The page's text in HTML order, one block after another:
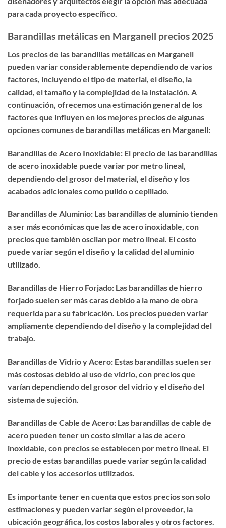
para cada proyecto específico.
Barandillas metálicas en Marganell precios 2025
Los precios de las barandillas metálicas en Marganell
pueden variar considerablemente dependiendo de varios
factores, incluyendo el tipo de material, el diseño, la
calidad, el tamaño y la complejidad de la instalación. A
continuación, ofrecemos una estimación general de los
factores que influyen en los mejores precios de algunas
opciones comunes de barandillas metálicas en Marganell:
Barandillas de Acero Inoxidable: El precio de las barandillas
de acero inoxidable puede variar por metro lineal,
dependiendo del grosor del material, el diseño y los
acabados adicionales como pulido o cepillado.
Barandillas de Aluminio: Las barandillas de aluminio tienden
a ser más económicas que las de acero inoxidable, con
precios que también oscilan por metro lineal. El costo
puede variar según el diseño y la calidad del aluminio
utilizado.
Barandillas de Hierro Forjado: Las barandillas de hierro
forjado suelen ser más caras debido a la mano de obra
requerida para su fabricación. Los precios pueden variar
ampliamente dependiendo del diseño y la complejidad del
trabajo.
Barandillas de Vidrio y Acero: Estas barandillas suelen ser
más costosas debido al uso de vidrio, con precios que
varían dependiendo del grosor del vidrio y el diseño del
sistema de sujeción.
Barandillas de Cable de Acero: Las barandillas de cable de
acero pueden tener un costo similar a las de acero
inoxidable, con precios se establecen por metro lineal. El
precio de estas barandillas puede variar según la calidad
del cable y los accesorios utilizados.
Es importante tener en cuenta que estos precios son solo
estimaciones y pueden variar según el proveedor, la
ubicación geográfica, los costos laborales y otros factores.